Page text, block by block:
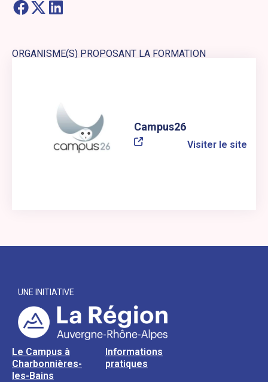
ORGANISME(S) PROPOSANT LA FORMATION
Campus26
Visiter le site
UNE INITIATIVE
Le Campus à
Charbonnières-
les-Bains
Informations
pratiques